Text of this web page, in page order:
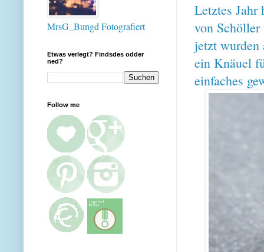
Letztes Jahr
von
jetzt wurden
ein Knäuel
einfaches
MrsG_Bungd Fotografiert
Etwas verlegt? Findsdes odder
ned?
Follow me